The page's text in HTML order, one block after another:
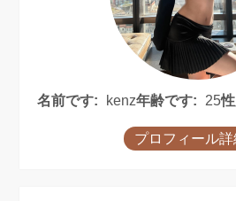
名前です: kenz年齢です: 25
プロフィール